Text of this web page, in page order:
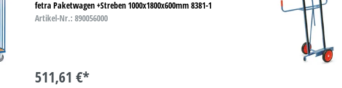
fetra Paketwagen +Streben 1000x1800x600mm 8381-1
Artikel-Nr.: 890056000
511,61 €*